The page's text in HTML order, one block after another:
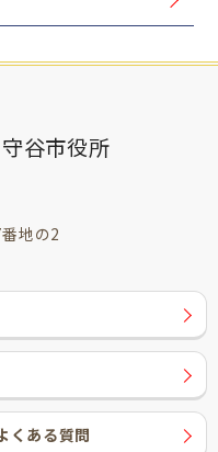
守谷市役所
地の2
くある質問